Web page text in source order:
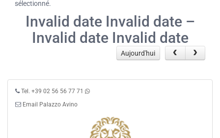
sélectionné.
Invalid date Invalid date –
Invalid date Invalid date
Aujourd'hui
Tel. +39 02 56 56 77 71
Email Palazzo Avino